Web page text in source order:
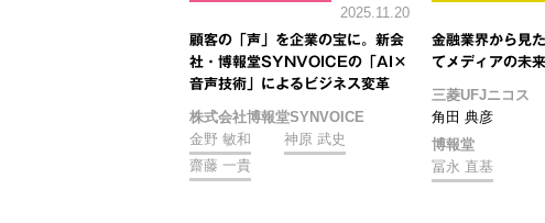
2025.11.20
顧客の「声」を企業の宝に。新会
社・博報堂SYNVOICEの「AI×
音声技術」によるビジネス変革
株式会社博報堂SYNVOICE
金野 敏和
神原 武史
齋藤 一貴
金融業界から見
てメディアの未来
三菱UFJニコス
角田 典彦
博報堂
冨永 直基